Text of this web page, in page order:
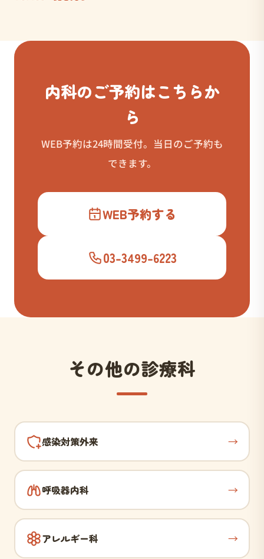
内科のご予約はこちらか
ら
WEB予約は24時間受付。当日のご予約も
できます。
WEB予約する
03-3499-6223
その他の診療科
感染対策外来 →
呼吸器内科 →
アレルギー科 →